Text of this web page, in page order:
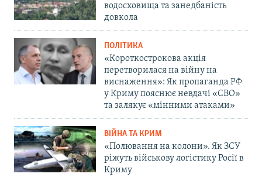
водосховища та занедбаність
довкола
ПОЛІТИКА
«Короткострокова акція
перетворилася на війну на
виснаження»: Як пропаганда РФ
у Криму пояснює невдачі «СВО»
та залякує «мінними атаками»
ВІЙНА ТА КРИМ
«Полювання на колони». Як ЗСУ
ріжуть військову логістику Росії в
Криму